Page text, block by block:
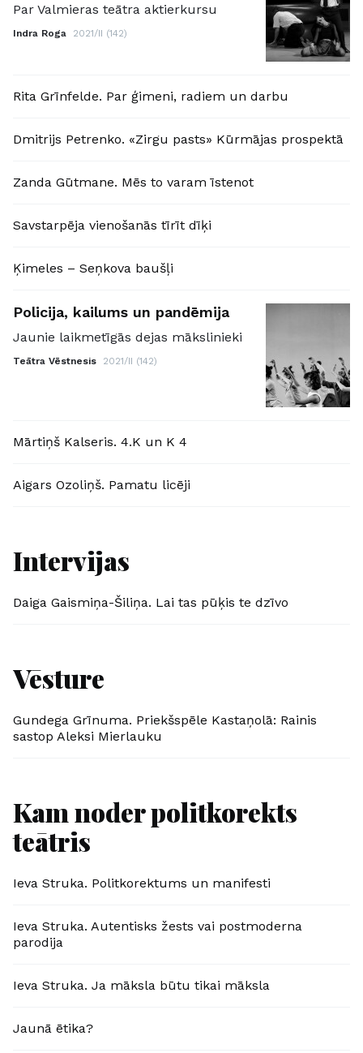
Par Valmieras teātra aktierkursu
Indra Roga 2021/II (142)
Rita Grīnfelde. Par ģimeni, radiem un darbu
Dmitrijs Petrenko. «Zirgu pasts» Kūrmājas prospektā
Zanda Gūtmane. Mēs to varam īstenot
Savstarpēja vienošanās tīrīt dīķi
Ķimeles – Seņkova baušļi
Policija, kailums un pandēmija
Jaunie laikmetīgās dejas mākslinieki
Teātra Vēstnesis 2021/II (142)
Mārtiņš Kalseris. 4.K un K 4
Aigars Ozoliņš. Pamatu licēji
Intervijas
Daiga Gaismiņa-Šiliņa. Lai tas pūķis te dzīvo
Vēsture
Gundega Grīnuma. Priekšspēle Kastaņolā: Rainis
sastop Aleksi Mierlauku
Kam noder politkorekts
teātris
Ieva Struka. Politkorektums un manifesti
Ieva Struka. Autentisks žests vai postmoderna
parodija
Ieva Struka. Ja māksla būtu tikai māksla
Jaunā ētika?